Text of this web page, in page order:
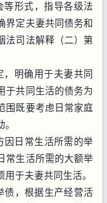
等形式，指导各级法
界定夫妻共同债务和
法司法解释（二）第
，明确用于夫妻共同
于共同生活的债务为
围既要考虑日常家庭
因日常生活所需的举
常生活所需的大额举
于夫妻共同生活。
债，根据生产经营活